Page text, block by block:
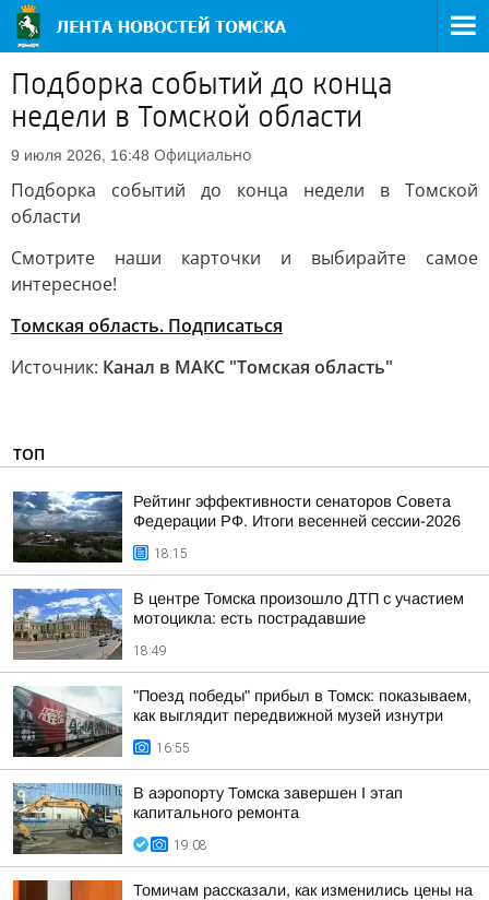
Подборка событий до конца
недели в Томской области
9 июля 2026, 16:48 Официально
Подборка событий до конца недели в Томской
области
Смотрите наши карточки и выбирайте самое
интересное!
Томская область. Подписаться
Источник: Канал в МАКС "Томская область"
ТОП
Рейтинг эффективности сенаторов Совета
Федерации РФ. Итоги весенней сессии-2026
18:15
В центре Томска произошло ДТП с участием
мотоцикла: есть пострадавшие
18:49
"Поезд победы" прибыл в Томск: показываем,
как выглядит передвижной музей изнутри
16:55
В аэропорту Томска завершен I этап
капитального ремонта
19:08
Томичам рассказали, как изменились цены на